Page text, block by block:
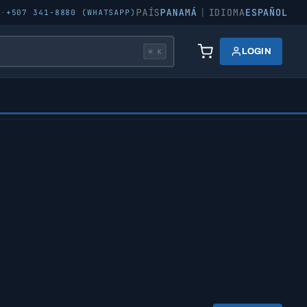
· +507 341-8880 (WHATSAPP) PAÍSPANAMÁ | IDIOMAESPAÑOL
⌘ K LOGIN